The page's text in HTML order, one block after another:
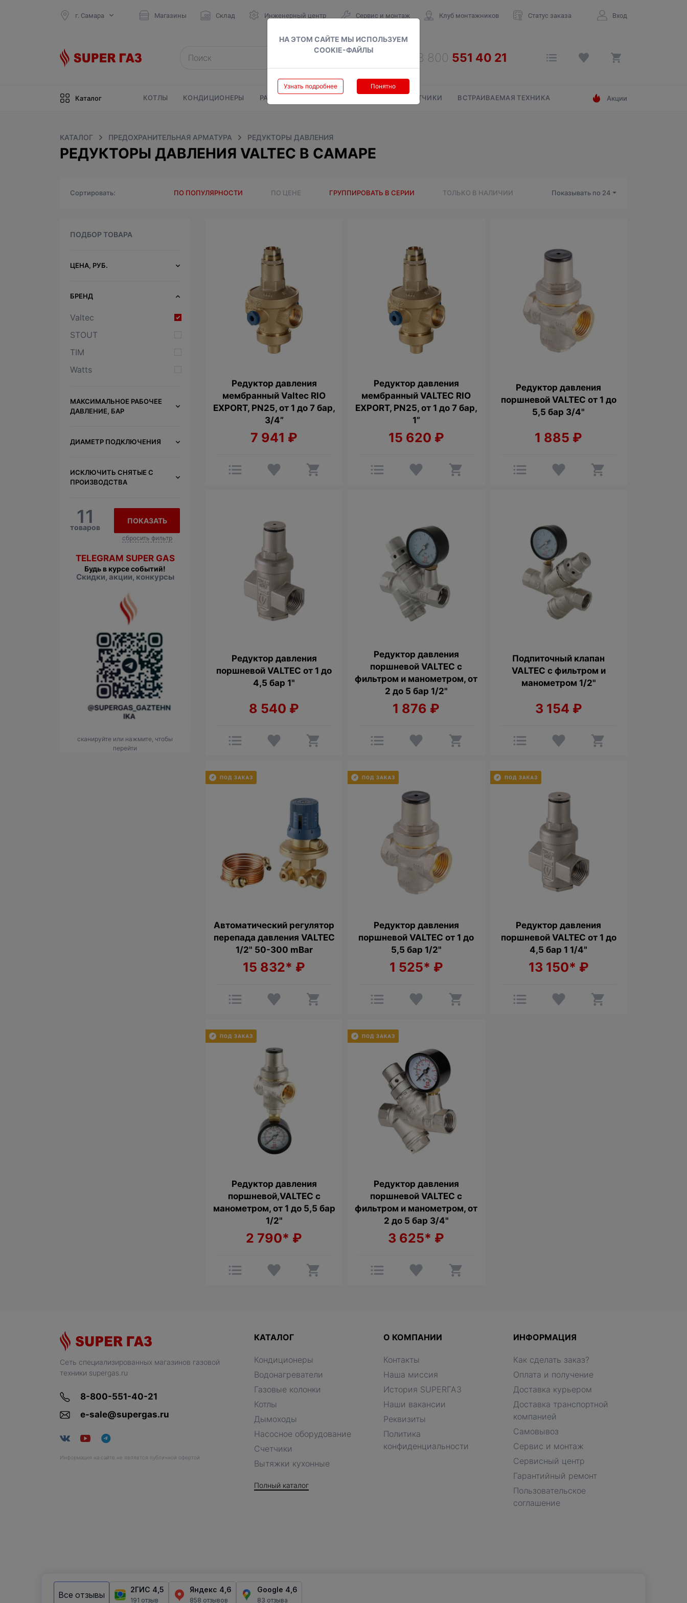
НА ЭТОМ САЙТЕ МЫ ИСПОЛЬЗУЕМ
COOKIE-ФАЙЛЫ
Узнать подробнее Понятно
г. Самара Магазины Склад Инженерный центр Сервис и монтаж Клуб монтажников Статус заказа Вход
Каталог КОТЛЫ КОНДИЦИОНЕРЫ РАДИАТОРЫ СЧЕТЧИКИ ВСТРАИВАЕМАЯ ТЕХНИКА Акции
КАТАЛОГ ПРЕДОХРАНИТЕЛЬНАЯ АРМАТУРА РЕДУКТОРЫ ДАВЛЕНИЯ
РЕДУКТОРЫ ДАВЛЕНИЯ VALTEC В САМАРЕ
Сортировать ПО ПОПУЛЯРНОСТИ ПО ЦЕНЕ ГРУППИРОВАТЬ В СЕРИИ ТОЛЬКО В НАЛИЧИИ Показывать по 24
ПОДБОР ТОВАРА
ЦЕНА, РУБ.
БРЕНД
Valtec
STOUT
TIM
Watts
МАКСИМАЛЬНОЕ РАБОЧЕЕ
ДАВЛЕНИЕ, БАР
ДИАМЕТР ПОДКЛЮЧЕНИЯ
ИСКЛЮЧИТЬ СНЯТЫЕ С
ПРОИЗВОДСТВА
11
товаров
ПОКАЗАТЬ
сбросить фильтр
TELEGRAM SUPER GAS
Будь в курсе событий!
Скидки, акции, конкурсы
сканируйте или нажмите, чтобы
перейти
Редуктор давления
мембранный Valtec RIO
EXPORT, PN25, от 1 до 7 бар,
3/4”
7 941 ₽
Редуктор давления
мембранный VALTEC RIO
EXPORT, PN25, от 1 до 7 бар,
1”
15 620 ₽
Редуктор давления
поршневой VALTEC от 1 до
5,5 бар 3/4"
1 885 ₽
Редуктор давления
поршневой VALTEC от 1 до
4,5 бар 1"
8 540 ₽
Редуктор давления
поршневой VALTEC с
фильтром и манометром, от
2 до 5 бар 1/2"
1 876 ₽
Подпиточный клапан
VALTEC с фильтром и
манометром 1/2"
3 154 ₽
Автоматический регулятор
перепада давления VALTEC
1/2" 50-300 mBar
15 832* ₽
Редуктор давления
поршневой VALTEC от 1 до
5,5 бар 1/2"
1 525* ₽
Редуктор давления
поршневой VALTEC от 1 до
4,5 бар 1 1/4"
13 150* ₽
Редуктор давления
поршневой,VALTEC с
манометром, от 1 до 5,5 бар
1/2"
2 790* ₽
Редуктор давления
поршневой VALTEC с
фильтром и манометром, от
2 до 5 бар 3/4"
3 625* ₽
Сеть специализированных магазинов газовой
техники supergas.ru
8-800-551-40-21
e-sale@supergas.ru
Информация на сайте не является публичной офертой
КАТАЛОГ
Кондиционеры
Водонагреватели
Газовые колонки
Котлы
Дымоходы
Насосное оборудование
Счетчики
Вытяжки кухонные
Полный каталог
О КОМПАНИИ
Контакты
Наша миссия
История SUPERГАЗ
Наши вакансии
Реквизиты
Политика
конфиденциальности
ИНФОРМАЦИЯ
Как сделать заказ?
Оплата и получение
Доставка курьером
Доставка транспортной
компанией
Самовывоз
Сервис и монтаж
Сервисный центр
Гарантийный ремонт
Пользовательское
соглашение